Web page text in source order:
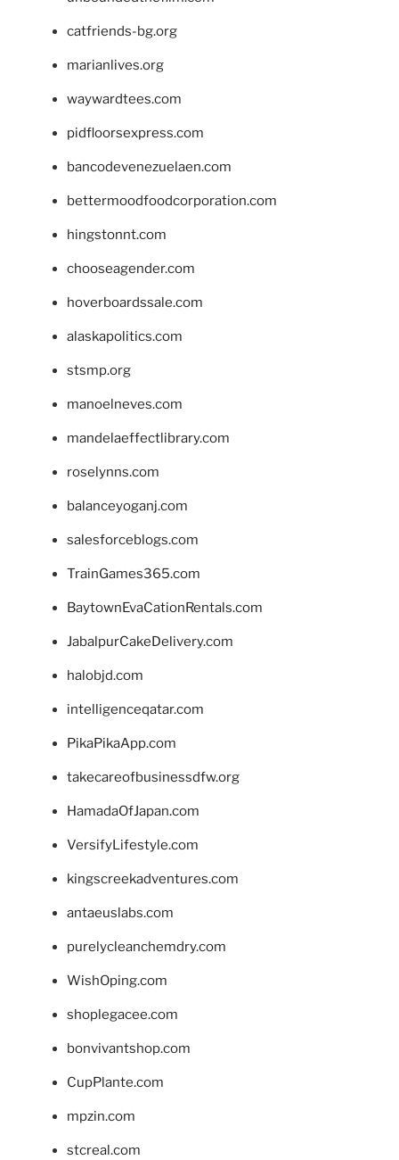
catfriends-bg.org
marianlives.org
waywardtees.com
pidfloorsexpress.com
bancodevenezuelaen.com
bettermoodfoodcorporation.com
hingstonnt.com
chooseagender.com
hoverboardssale.com
alaskapolitics.com
stsmp.org
manoelneves.com
mandelaeffectlibrary.com
roselynns.com
balanceyoganj.com
salesforceblogs.com
TrainGames365.com
BaytownEvaCationRentals.com
JabalpurCakeDelivery.com
halobjd.com
intelligenceqatar.com
PikaPikaApp.com
takecareofbusinessdfw.org
HamadaOfJapan.com
VersifyLifestyle.com
kingscreekadventures.com
antaeuslabs.com
purelycleanchemdry.com
WishOping.com
shoplegacee.com
bonvivantshop.com
CupPlante.com
mpzin.com
stcreal.com